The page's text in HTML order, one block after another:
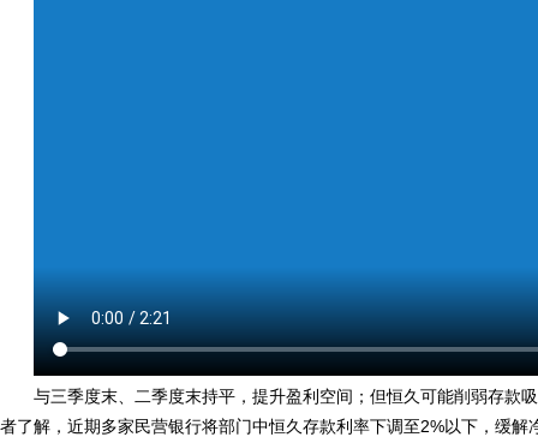
与三季度末、二季度末持平，提升盈利空间；但恒久可能削弱存款
者了解，近期多家民营银行将部门中恒久存款利率下调至2%以下，缓